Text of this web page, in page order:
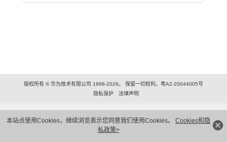
本站点使用Cookies，继续浏览表示您同意我们使用Cookies。 Cookies和隐
私政策>
版权所有 © 华为技术有限公司 1998-2026。 保留一切权利。粤A2-20044005号
隐私保护
法律声明